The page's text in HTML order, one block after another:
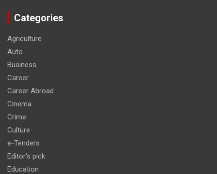
Categories
Agriculture
Auto
Business
Career
Career Abroad
Cinema
Crime
Culture
e-Tenders
Editor's pick
Education